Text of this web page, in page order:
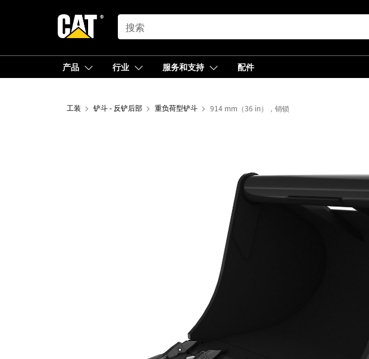
SEARCH
产品 行业 服务和支持 配件
工装 铲斗 - 反铲后部 重负荷型铲斗 914 mm（36 in），销锁